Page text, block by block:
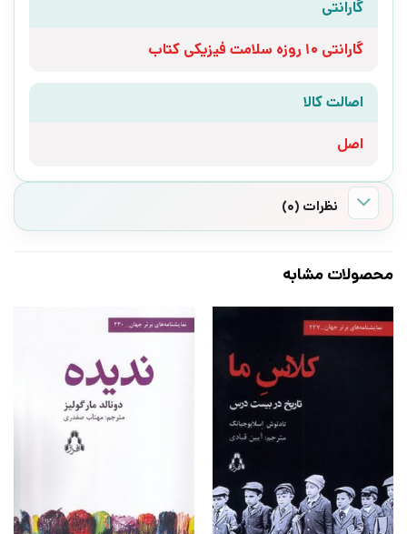
گارانتی
گارانتی 10 روزه سلامت فیزیکی کتاب
اصالت کالا
اصل
نظرات (0)
محصولات مشابه